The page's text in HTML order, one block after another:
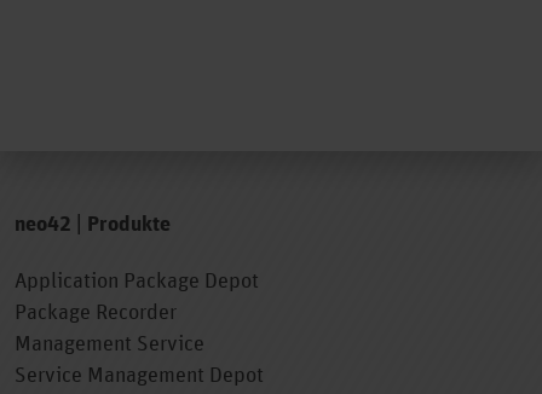
neo42 | Produkte
Application Package Depot
Package Recorder
Management Service
Service Management Depot